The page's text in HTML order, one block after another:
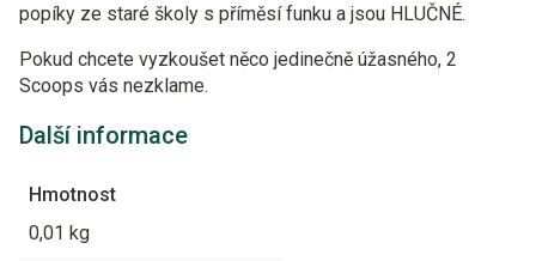
popíky ze staré školy s příměsí funku a jsou HLUČNÉ.
Pokud chcete vyzkoušet něco jedinečně úžasného, 2
Scoops vás nezklame.
Další informace
Hmotnost
0,01 kg